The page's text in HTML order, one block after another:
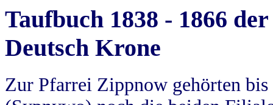
Taufbuch 1838 - 1866
Deutsch Krone
Zur Pfarrei Zippnow gehörten